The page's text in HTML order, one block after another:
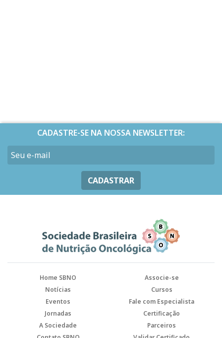
CADASTRE-SE NA NOSSA NEWSLETTER:
CADASTRAR
Home SBNO
Associe-se
Notícias
Cursos
Eventos
Fale com Especialista
Jornadas
Certificação
A Sociedade
Parceiros